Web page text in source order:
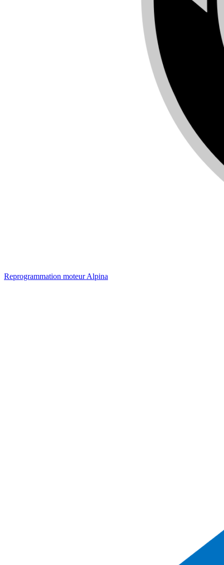
Reprogrammation moteurAlpina